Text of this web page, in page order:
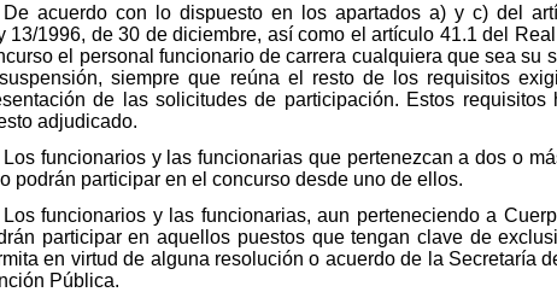
De acuerdo con lo dispuesto en los apartados a) y c) del
13/1996, de 30 de diciembre, así como el artículo 41.1 del
el personal funcionario de carrera cualquiera que sea
siempre que reúna el resto de los requisitos
de las solicitudes de participación. Estos
adjudicado.
Los funcionarios y las funcionarias que pertenezcan a dos o
podrán participar en el concurso desde uno de ellos.
Los funcionarios y las funcionarias, aun perteneciendo a
participar en aquellos puestos que tengan clave de
en virtud de alguna resolución o acuerdo de la Secretaría
Pública.